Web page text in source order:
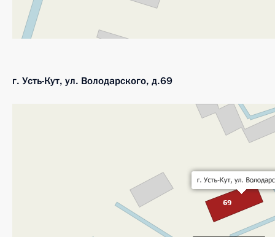
г. Усть-Кут, ул. Володарского, д.69